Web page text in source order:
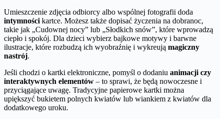
Umieszczenie zdjęcia odbiorcy albo wspólnej fotografii doda
intymności kartce. Możesz także dopisać życzenia na dobranoc,
takie jak „Cudownej nocy” lub „Słodkich snów”, które wprowadzą
ciepło i spokój. Dla dzieci wybierz bajkowe motywy i barwne
ilustracje, które rozbudzą ich wyobraźnię i wykreują magiczny
nastrój.
Jeśli chodzi o kartki elektroniczne, pomyśl o dodaniu animacji czy
interaktywnych elementów – to sprawi, że będą nowoczesne i
przyciągające uwagę. Tradycyjne papierowe kartki można
upiększyć bukietem polnych kwiatów lub wiankiem z kwiatów dla
dodatkowego uroku.